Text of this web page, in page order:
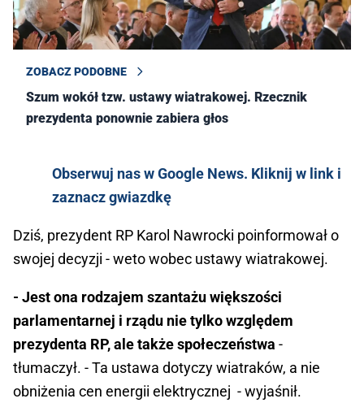
ZOBACZ PODOBNE
Szum wokół tzw. ustawy wiatrakowej. Rzecznik
prezydenta ponownie zabiera głos
Obserwuj nas w Google News. Kliknij w link i
zaznacz gwiazdkę
Dziś, prezydent RP Karol Nawrocki poinformował o
swojej decyzji - weto wobec ustawy wiatrakowej.
- Jest ona rodzajem szantażu większości
parlamentarnej i rządu nie tylko względem
prezydenta RP, ale także społeczeństwa -
tłumaczył. - Ta ustawa dotyczy wiatraków, a nie
obniżenia cen energii elektrycznej - wyjaśnił.